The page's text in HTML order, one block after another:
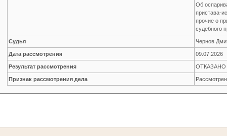
Об
пристава-
прочие о
судебного
Судья Чернов
Дата рассмотрения 09.07.2026
Результат рассмотрения ОТКАЗАНО
Признак рассмотрения дела